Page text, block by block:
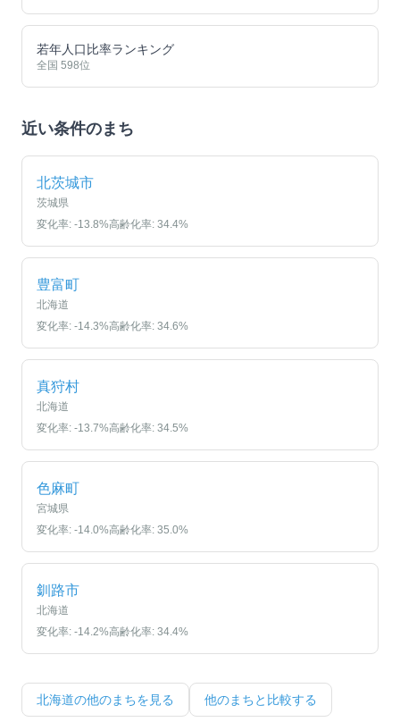
若年人口比率ランキング
全国 598位
近い条件のまち
北茨城市
茨城県
変化率: -13.8%高齢化率: 34.4%
豊富町
北海道
変化率: -14.3%高齢化率: 34.6%
真狩村
北海道
変化率: -13.7%高齢化率: 34.5%
色麻町
宮城県
変化率: -14.0%高齢化率: 35.0%
釧路市
北海道
変化率: -14.2%高齢化率: 34.4%
北海道の他のまちを見る 他のまちと比較する